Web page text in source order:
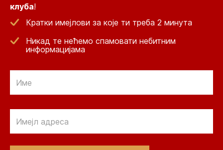
клуба!
Кратки имејлови за које ти треба 2 минута
Никад те нећемо спамовати небитним
информацијама